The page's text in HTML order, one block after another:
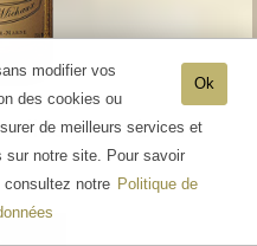
Jeroboam
Ok
modifier vos
des cookies ou
de meilleurs services et
sur notre site. Pour savoir
notre Politique de